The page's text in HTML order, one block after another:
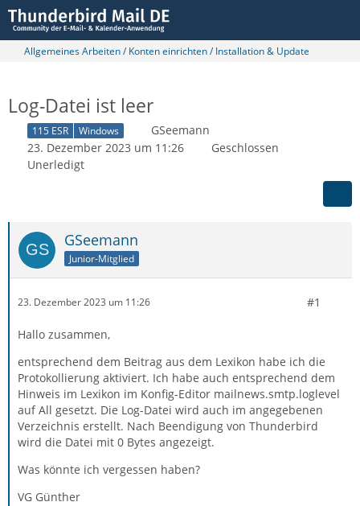
Allgemeines Arbeiten / Konten einrichten / Installation & Update
Log-Datei ist leer
115 ESR Windows
GSeemann
23. Dezember 2023 um 11:26
Geschlossen
Unerledigt
GSeemann
Junior-Mitglied
23. Dezember 2023 um 11:26 #1
Hallo zusammen,
entsprechend dem Beitrag aus dem Lexikon habe ich die
Protokollierung aktiviert. Ich habe auch entsprechend dem
Hinweis im Lexikon im Konfig-Editor mailnews.smtp.loglevel
auf All gesetzt. Die Log-Datei wird auch im angegebenen
Verzeichnis erstellt. Nach Beendigung von Thunderbird
wird die Datei mit 0 Bytes angezeigt.
Was könnte ich vergessen haben?
VG Günther